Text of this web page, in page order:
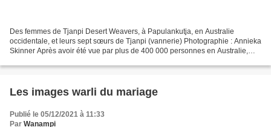
Des femmes de Tjanpi Desert Weavers, à Papulankutja, en Australie
occidentale, et leurs sept sœurs de Tjanpi (vannerie) Photographie : Annieka
Skinner Après avoir été vue par plus de 400 000 personnes en Australie,
Les images warli du mariage
Publié le 05/12/2021 à 11:33
Par Wanampi